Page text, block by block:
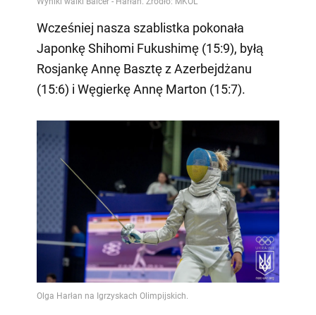
Wcześniej nasza szablistka pokonała
Japonkę Shihomi Fukushimę (15:9), byłą
Rosjankę Annę Basztę z Azerbejdżanu
(15:6) i Węgierkę Annę Marton (15:7).